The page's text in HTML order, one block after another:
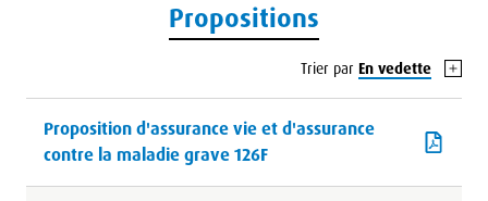
Propositions
Trier par En vedette
Proposition d'assurance vie et d'assurance
contre la maladie grave 126F